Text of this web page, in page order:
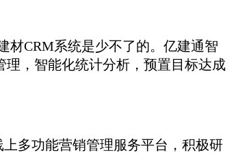
材CRM系统是少不了的。亿建通智
，智能化统计分析，预置目标达成
多功能营销管理服务平台，积极研